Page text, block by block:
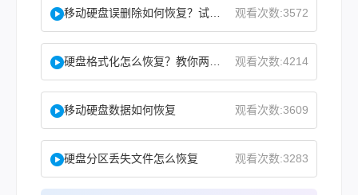
观看次数:3572
观看次数:4214
移动硬盘数据如何恢复 观看次数:3609
硬盘分区丢失文件怎么恢复 观看次数:3283